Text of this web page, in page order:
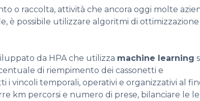
o raccolta, attività che ancora oggi molte
possibile utilizzare algoritmi di ottimizzazione
da HPA che utilizza machine learning
di riempimento dei cassonetti e
i vincoli temporali, operativi e organizzativi al
km percorsi e numero di prese, bilanciare le